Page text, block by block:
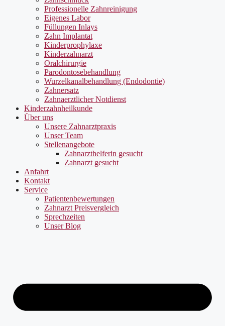
Professionelle Zahnreinigung
Eigenes Labor
Füllungen Inlays
Zahn Implantat
Kinderprophylaxe
Kinderzahnarzt
Oralchirurgie
Parodontosebehandlung
Wurzelkanalbehandlung (Endodontie)
Zahnersatz
Zahnaerztlicher Notdienst
Kinderzahnheilkunde
Über uns
Unsere Zahnarztpraxis
Unser Team
Stellenangebote
Zahnarzthelferin gesucht
Zahnarzt gesucht
Anfahrt
Kontakt
Service
Patientenbewertungen
Zahnarzt Preisvergleich
Sprechzeiten
Unser Blog